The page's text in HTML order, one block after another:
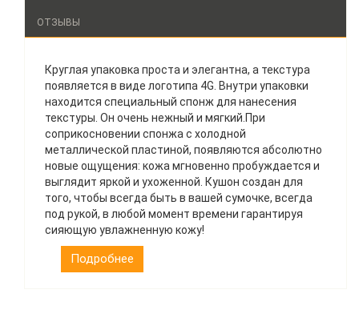
ОТЗЫВЫ
Круглая упаковка проста и элегантна, а текстура
появляется в виде логотипа 4G. Внутри упаковки
находится специальный спонж для нанесения
текстуры. Он очень нежный и мягкий.При
соприкосновении спонжа с холодной
металлической пластиной, появляются абсолютно
новые ощущения: кожа мгновенно пробуждается и
выглядит яркой и ухоженной. Кушон создан для
того, чтобы всегда быть в вашей сумочке, всегда
под рукой, в любой момент времени гарантируя
сияющую увлажненную кожу!
Подробнее